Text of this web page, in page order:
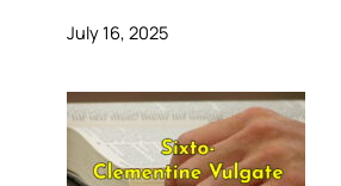
July 16, 2025